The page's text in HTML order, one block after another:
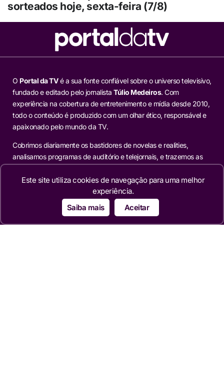
sorteados hoje, sexta-feira (7/8)
O Portal da TVé a sua fonte confiável sobre o universo televisivo,
fundado e editado pelo jornalista Túlio Medeiros. Com
experiência na cobertura de entretenimento e mídia desde 2010,
todo o conteúdo é produzido com um olhar ético, responsável e
apaixonado pelo mundo da TV.
Cobrimos diariamente os bastidores de novelas e realities,
analisamos programas de auditório e telejornais, e trazemos as
Nossa missão é fornecer informação factual, análises
aprofundadas e reportagens exclusivas para os leitores que
buscam mais do que o óbvio.
Este site utiliza cookies de navegação para uma melhor
experiência.
Saiba mais
Aceitar